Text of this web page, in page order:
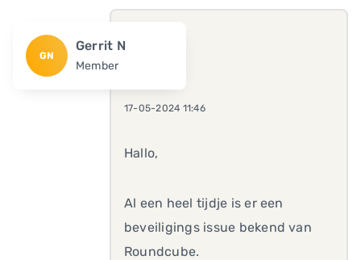
GN
Gerrit N
Member
17-05-2024 11:46
Hallo,
Al een heel tijdje is er een
beveiligings issue bekend van
Roundcube.